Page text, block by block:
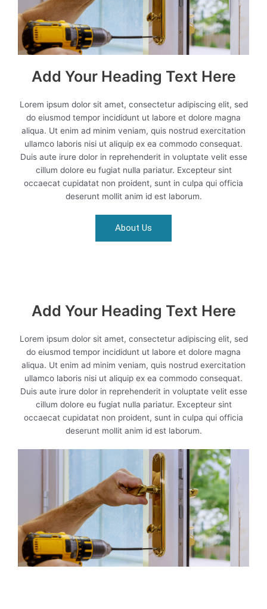
Add Your Heading Text Here
Lorem ipsum dolor sit amet, consectetur adipiscing elit, sed
do eiusmod tempor incididunt ut labore et dolore magna
aliqua. Ut enim ad minim veniam, quis nostrud exercitation
ullamco laboris nisi ut aliquip ex ea commodo consequat.
Duis aute irure dolor in reprehenderit in voluptate velit esse
cillum dolore eu fugiat nulla pariatur. Excepteur sint
occaecat cupidatat non proident, sunt in culpa qui officia
deserunt mollit anim id est laborum.
About Us
Add Your Heading Text Here
Lorem ipsum dolor sit amet, consectetur adipiscing elit, sed
do eiusmod tempor incididunt ut labore et dolore magna
aliqua. Ut enim ad minim veniam, quis nostrud exercitation
ullamco laboris nisi ut aliquip ex ea commodo consequat.
Duis aute irure dolor in reprehenderit in voluptate velit esse
cillum dolore eu fugiat nulla pariatur. Excepteur sint
occaecat cupidatat non proident, sunt in culpa qui officia
deserunt mollit anim id est laborum.